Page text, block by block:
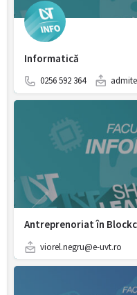
Informatică
0256 592 364
Antreprenoriat în
viorel.negru@e-uvt.ro